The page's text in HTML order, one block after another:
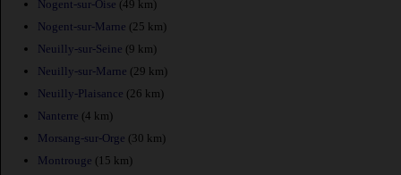
Nogent-sur-Oise (49 km)
Nogent-sur-Marne (25 km)
Neuilly-sur-Seine (9 km)
Neuilly-sur-Marne (29 km)
Neuilly-Plaisance (26 km)
Nanterre (4 km)
Morsang-sur-Orge (30 km)
Montrouge (15 km)